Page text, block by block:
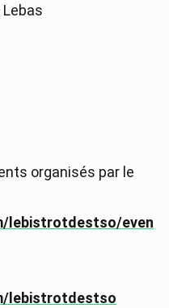
organisés par le
lebistrotdestso/even
lebistrotdestso